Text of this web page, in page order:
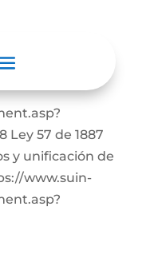
de Colombia.
Ley 57 de 1887
y unificación de
www.suin-